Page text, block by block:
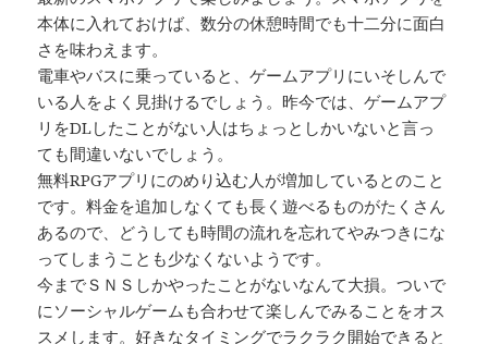
本体に入れておけば、数分の休憩時間でも十二分に面白
さを味わえます。
電車やバスに乗っていると、ゲームアプリにいそしんで
いる人をよく見掛けるでしょう。昨今では、ゲームアプ
リをDLしたことがない人はちょっとしかいないと言っ
ても間違いないでしょう。
無料RPGアプリにのめり込む人が増加しているとのこと
です。料金を追加しなくても長く遊べるものがたくさん
あるので、どうしても時間の流れを忘れてやみつきにな
ってしまうことも少なくないようです。
今までＳＮＳしかやったことがないなんて大損。ついで
にソーシャルゲームも合わせて楽しんでみることをオス
スメします。好きなタイミングでラクラク開始できると